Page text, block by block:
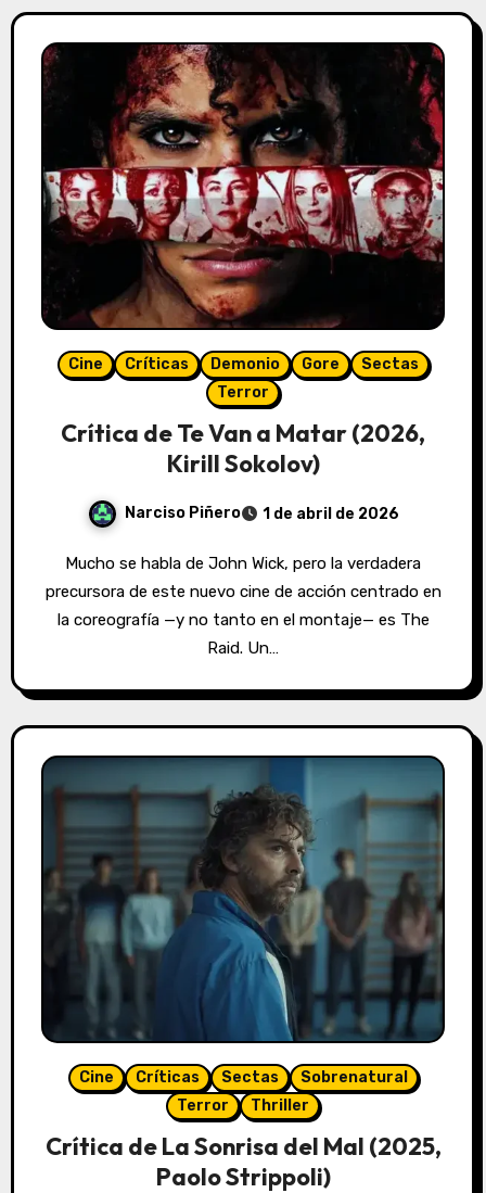
Cine Críticas Demonio Gore
Sectas
Terror
Crítica de Te Van a Matar (2026,
Kirill Sokolov)
Narciso Piñero 1 de abril de 2026
Mucho se habla de John Wick, pero la verdadera
precursora de este nuevo cine de acción centrado en
la coreografía —y no tanto en el montaje— es The
Raid. Un…
Cine Críticas Sectas
Sobrenatural
Terror
Thriller
Crítica de La Sonrisa del Mal (2025,
Paolo Strippoli)